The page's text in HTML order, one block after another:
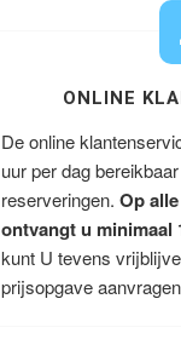
ONLINE
De online
uur per dag
reserveringen.Op
ontvangt u minimaal
kunt U tevens
prijsopgave